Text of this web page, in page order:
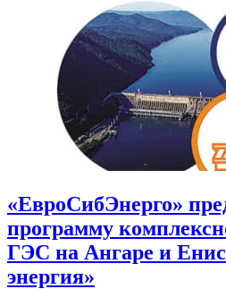
«ЕвроСибЭнерго»
программу
ГЭС на Ангаре и
энергия»